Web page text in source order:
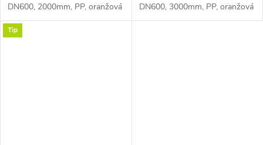
DN600, 2000mm, PP, oranžová
DN600, 3000mm, PP, oranžová
Tip